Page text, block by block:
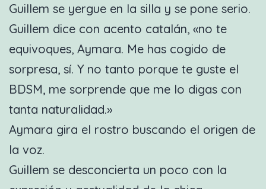
Guillem se yergue en la silla y se pone serio.
Guillem dice con acento catalán, «no te
equivoques, Aymara. Me has cogido de
sorpresa, sí. Y no tanto porque te guste el
BDSM, me sorprende que me lo digas con
tanta naturalidad.»
Aymara gira el rostro buscando el origen de
la voz.
Guillem se desconcierta un poco con la